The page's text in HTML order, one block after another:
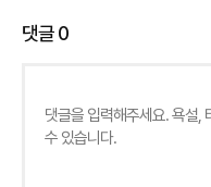
댓글0